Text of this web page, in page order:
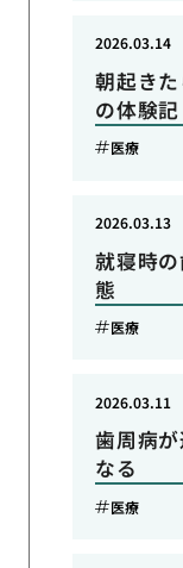
朝起き
の体験記
2026.03.14
医療
就寝時
態
2026.03.13
医療
歯周病
なる
2026.03.11
医療